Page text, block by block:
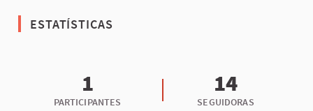
ESTATÍSTICAS
1
PARTICIPANTES
14
SEGUIDORAS